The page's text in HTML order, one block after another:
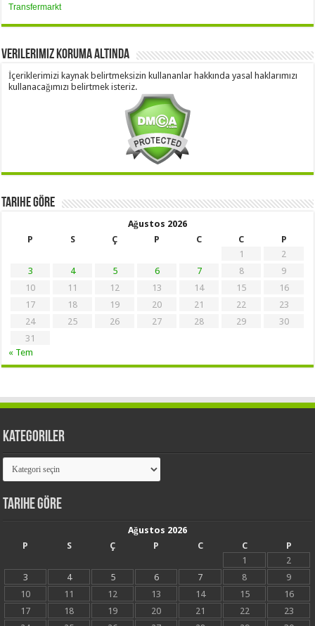
Transfermarkt
Verilerimiz Koruma Altında
İçeriklerimizi kaynak belirtmeksizin kullananlar hakkında yasal haklarımızı
kullanacağımızı belirtmek isteriz.
Tarihe Göre
Ağustos 2026
P
S Ç P C C
P
1
2
3
4 5 6 7 8
9
10
11 12 13 14 15
16
17
18 19 20 21 22
23
24
25 26 27 28 29
30
31
« Tem
Kategoriler
Kategoriler
Tarihe Göre
Ağustos 2026
P
S Ç P C C
P
1
2
3
4 5 6 7 8
9
10
11 12 13 14 15
16
17
18 19 20 21 22
23